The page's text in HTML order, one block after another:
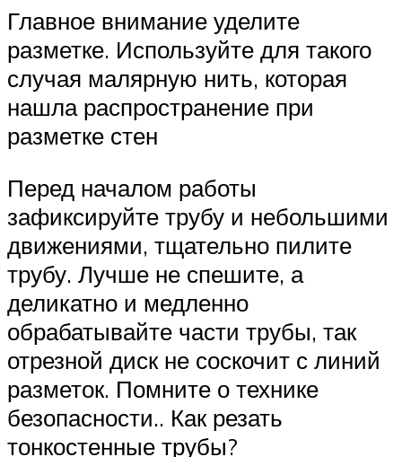
Главное внимание уделите
разметке. Используйте для такого
случая малярную нить, которая
нашла распространение при
разметке стен
Перед началом работы
зафиксируйте трубу и небольшими
движениями, тщательно пилите
трубу. Лучше не спешите, а
деликатно и медленно
обрабатывайте части трубы, так
отрезной диск не соскочит с линий
разметок. Помните о технике
безопасности.. Как резать
тонкостенные трубы?